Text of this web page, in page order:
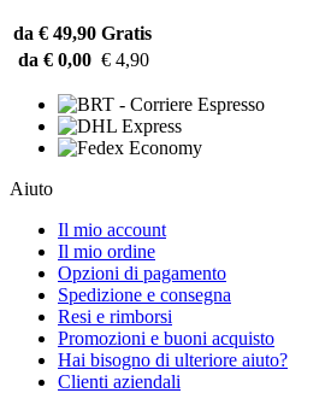
da € 49,90 Gratis
da € 0,00 € 4,90
Aiuto
Il mio account
Il mio ordine
Opzioni di pagamento
Spedizione e consegna
Resi e rimborsi
Promozioni e buoni acquisto
Hai bisogno di ulteriore aiuto?
Clienti aziendali